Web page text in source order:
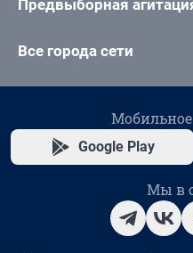
Предвыборная
Все города сети
Google Play
Мы в